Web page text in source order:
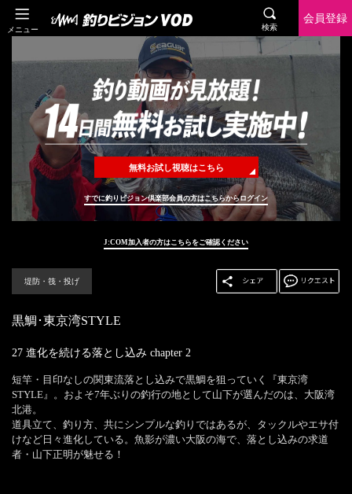
メニュー 検索
会員登録
無料お試し視聴はこちら
すでに釣りビジョン倶楽部会員の方はこちらからログイン
J:COM加入者の方はこちらをご確認ください
堤防・筏・投げ
黒鯛･東京湾STYLE
27 進化を続ける落とし込み chapter 2
短竿・目印なしの関東流落とし込みで黒鯛を狙っていく『東京湾
STYLE』。およそ7年ぶりの釣行の地として山下が選んだのは、大阪湾
北港。
道具立て、釣り方、共にシンプルな釣りではあるが、タックルやエサ付
けなど日々進化している。魚影が濃い大阪の海で、落とし込みの求道
者・山下正明が魅せる！